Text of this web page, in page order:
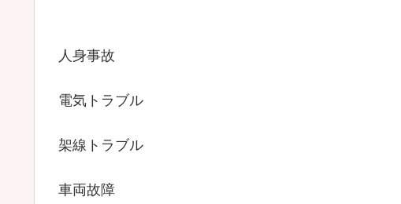
人身事故
電気トラブル
架線トラブル
車両故障